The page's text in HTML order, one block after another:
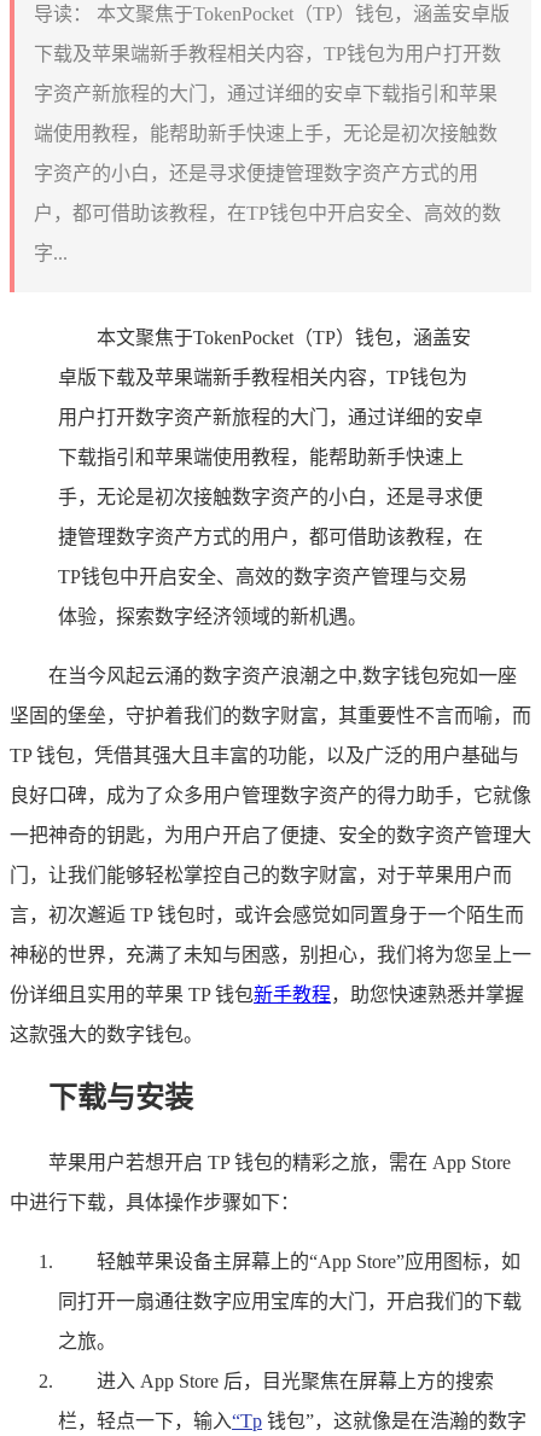
导读：
本文聚焦于TokenPocket（TP）钱包，涵盖安卓版
下载及苹果端新手教程相关内容，TP钱包为用户打开数
字资产新旅程的大门，通过详细的安卓下载指引和苹果
端使用教程，能帮助新手快速上手，无论是初次接触数
字资产的小白，还是寻求便捷管理数字资产方式的用
户，都可借助该教程，在TP钱包中开启安全、高效的数
字...
本文聚焦于TokenPocket（TP）钱包，涵盖安
卓版下载及苹果端新手教程相关内容，TP钱包为
用户打开数字资产新旅程的大门，通过详细的安卓
下载指引和苹果端使用教程，能帮助新手快速上
手，无论是初次接触数字资产的小白，还是寻求便
捷管理数字资产方式的用户，都可借助该教程，在
TP钱包中开启安全、高效的数字资产管理与交易
体验，探索数字经济领域的新机遇。
在当今风起云涌的数字资产浪潮之中,数字钱包宛如一座
坚固的堡垒，守护着我们的数字财富，其重要性不言而喻，而
TP 钱包，凭借其强大且丰富的功能，以及广泛的用户基础与
良好口碑，成为了众多用户管理数字资产的得力助手，它就像
一把神奇的钥匙，为用户开启了便捷、安全的数字资产管理大
门，让我们能够轻松掌控自己的数字财富，对于苹果用户而
言，初次邂逅 TP 钱包时，或许会感觉如同置身于一个陌生而
神秘的世界，充满了未知与困惑，别担心，我们将为您呈上一
份详细且实用的苹果 TP 钱包新手教程，助您快速熟悉并掌握
这款强大的数字钱包。
下载与安装
苹果用户若想开启 TP 钱包的精彩之旅，需在 App Store
中进行下载，具体操作步骤如下：
轻触苹果设备主屏幕上的“App Store”应用图标，如
同打开一扇通往数字应用宝库的大门，开启我们的下载
之旅。
进入 App Store 后，目光聚焦在屏幕上方的搜索
栏，轻点一下，输入“Tp 钱包”，这就像是在浩瀚的数字